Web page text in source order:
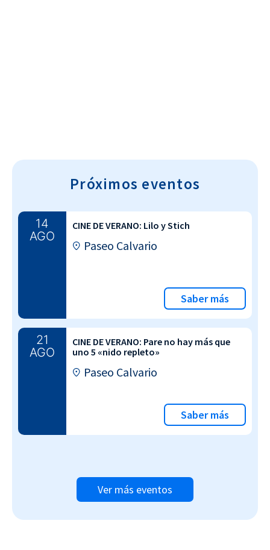
Próximos eventos
14
AGO
CINE DE VERANO: Lilo y Stich
Paseo Calvario
Saber más
21
AGO
CINE DE VERANO: Pare no hay más que
uno 5 «nido repleto»
Paseo Calvario
Saber más
Ver más eventos